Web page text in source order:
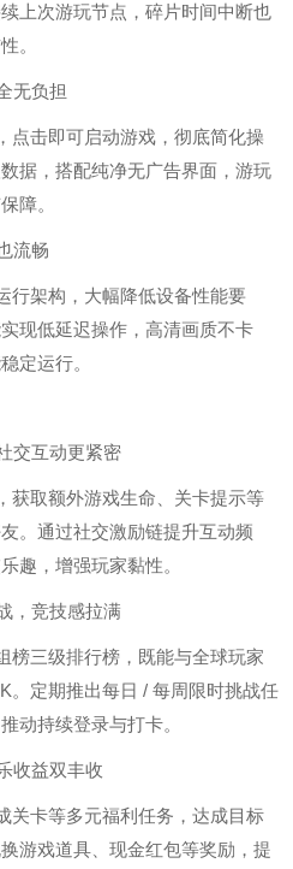
上次游玩节点，碎片时间中断也
。
无负担
点击即可启动游戏，彻底简化操
据，搭配纯净无广告界面，游玩
障。
流畅
行架构，大幅降低设备性能要
现低延迟操作，高清画质不卡
定运行。
交互动更紧密
获取额外游戏生命、关卡提示等
。通过社交激励链提升互动频
趣，增强玩家黏性。
，竞技感拉满
榜三级排行榜，既能与全球玩家
。定期推出每日 / 每周限时挑战任
动持续登录与打卡。
收益双丰收
关卡等多元福利任务，达成目标
游戏道具、现金红包等奖励，提